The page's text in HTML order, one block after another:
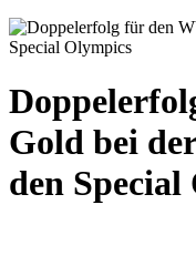
Gold bei
den